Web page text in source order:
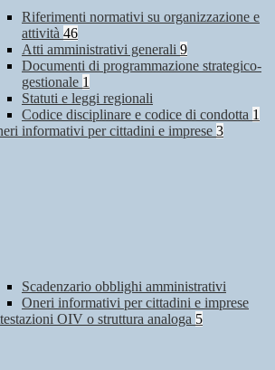
Riferimenti normativi su organizzazione e
attività 46
Atti amministrativi generali 9
Documenti di programmazione strategico-
gestionale 1
Statuti e leggi regionali
Codice disciplinare e codice di condotta 1
informativi per cittadini e imprese 3
Scadenzario obblighi amministrativi
Oneri informativi per cittadini e imprese
OIV o struttura analoga 5